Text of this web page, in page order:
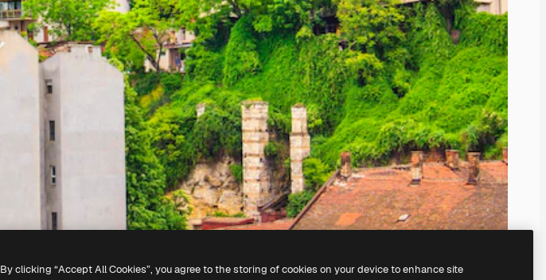
By clicking “Accept All Cookies”, you agree to the storing of cookies on your device to enhance site